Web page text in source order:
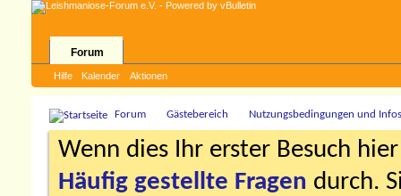
Forum
Hilfe Kalender Aktionen
Forum Gästebereich Nutzungsbedingungen und
Wenn dies Ihr erster Besuch
Häufig gestellte Fragen durch.